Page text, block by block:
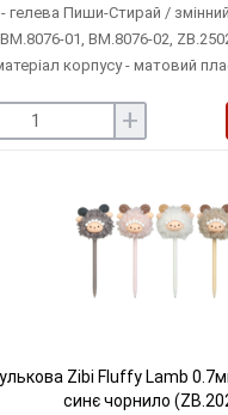
гелева Пиши-Стирай /
01, ВМ.8076-02,
корпусу - матовий
+
Zibi Fluffy Lamb
синє чорнило